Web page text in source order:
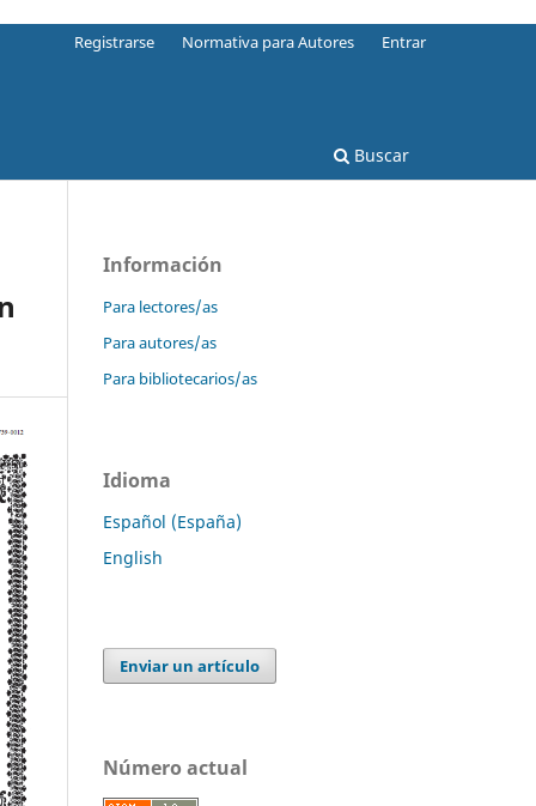
Buscar
Registrarse Normativa para Autores Entrar
Información
Para lectores/as
Para autores/as
Para bibliotecarios/as
Idioma
Español (España)
English
Enviar un artículo
Número actual